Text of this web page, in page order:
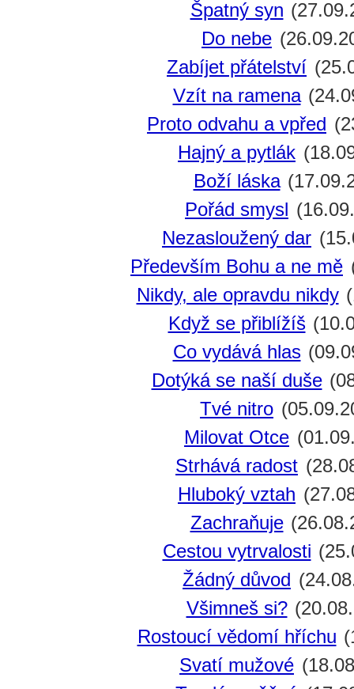
Špatný syn
Do nebe
Zabíjet přátelství
Vzít na ramena
Proto odvahu a vpřed
Hajný a pytlák
Boží láska
Pořád smysl
Nezasloužený dar
Především Bohu a ne mě
Nikdy, ale opravdu nikdy
Když se přiblížíš
Co vydává hlas
Dotýká se naší duše
Tvé nitro
Milovat Otce
Strhává radost
Hluboký vztah
Zachraňuje
Cestou vytrvalosti
Žádný důvod
Všimneš si?
Rostoucí vědomí hříchu
Svatí mužové